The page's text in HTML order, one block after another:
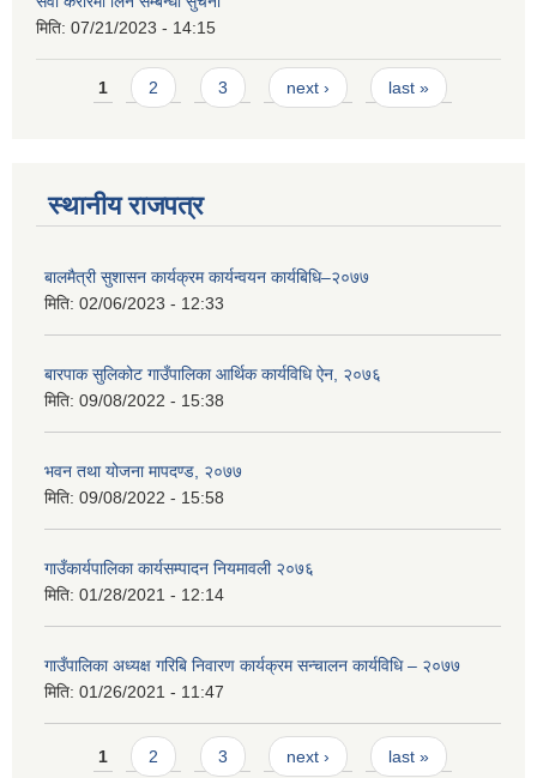
मिति: 07/21/2023 - 14:15
Pages
1 2 3 next › last »
स्थानीय राजपत्र
बालमैत्री सुशासन कार्यक्रम कार्यन्वयन कार्यबिधि–२०७७
मिति: 02/06/2023 - 12:33
बारपाक सुलिकोट गाउँपालिका आर्थिक कार्यविधि ऐन, २०७६
मिति: 09/08/2022 - 15:38
भवन तथा योजना मापदण्ड, २०७७
मिति: 09/08/2022 - 15:58
गाउँकार्यपालिका कार्यसम्पादन नियमावली २०७६
मिति: 01/28/2021 - 12:14
गाउँपालिका अध्यक्ष गरिबि निवारण कार्यक्रम सन्चालन कार्यविधि – २०७७
मिति: 01/26/2021 - 11:47
Pages
1 2 3 next › last »